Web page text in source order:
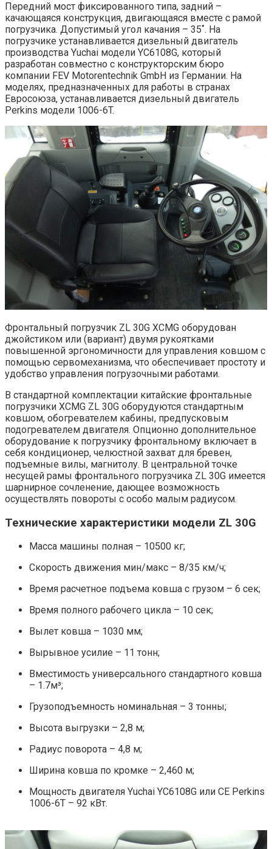
Передний мост фиксированного типа, задний –
качающаяся конструкция, двигающаяся вместе с рамой
погрузчика. Допустимый угол качания – 35˚. На
погрузчике устанавливается дизельный двигатель
производства Yuchai модели YС6108G, который
разработан совместно с конструкторским бюро
компании FEV Motorentechnik GmbH из Германии. На
моделях, предназначенных для работы в странах
Евросоюза, устанавливается дизельный двигатель
Perkins модели 1006-6T.
Фронтальный погрузчик ZL 30G XCMG оборудован
джойстиком или (вариант) двумя рукоятками
повышенной эргономичности для управления ковшом с
помощью сервомеханизма, что обеспечивает простоту и
удобство управления погрузочными работами.
В стандартной комплектации китайские фронтальные
погрузчики XCMG ZL 30G оборудуются стандартным
ковшом, обогревателем кабины, предпусковым
подогревателем двигателя. Опционно дополнительное
оборудование к погрузчику фронтальному включает в
себя кондиционер, челюстной захват для бревен,
подъемные вилы, магнитолу. В центральной точке
несущей рамы фронтального погрузчика ZL 30G имеется
шарнирное сочленение, дающее возможность
осуществлять повороты с особо малым радиусом.
Технические характеристики модели ZL 30G
Масса машины полная – 10500 кг;
Скорость движения мин/макс – 8/35 км/ч;
Время расчетное подъема ковша с грузом – 6 сек;
Время полного рабочего цикла – 10 сек;
Вылет ковша – 1030 мм;
Вырывное усилие – 11 тонн;
Вместимость универсального стандартного ковша
– 1.7м³;
Грузоподъемность номинальная – 3 тонны;
Высота выгрузки – 2,8 м;
Радиус поворота – 4,8 м;
Ширина ковша по кромке – 2,460 м;
Мощность двигателя Yuchai YС6108G или CE Perkins
1006-6T – 92 кВт.